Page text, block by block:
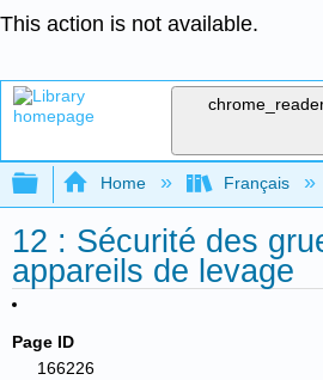
This action is not available.
Expand/collapse
Home Français
12 : Sécurité des
appareils de levage
Page ID
166226